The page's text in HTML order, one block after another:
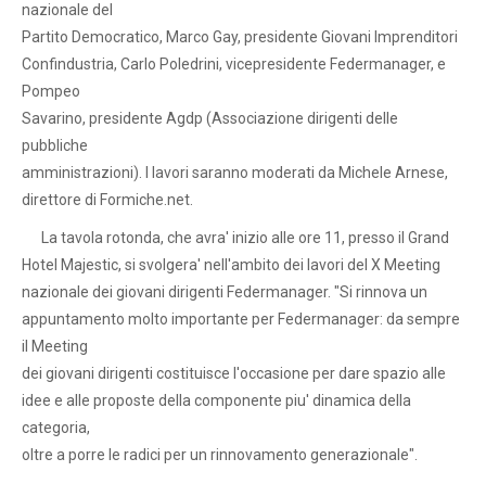
nazionale del
Partito Democratico, Marco Gay, presidente Giovani Imprenditori
Confindustria, Carlo Poledrini, vicepresidente Federmanager, e
Pompeo
Savarino, presidente Agdp (Associazione dirigenti delle
pubbliche
amministrazioni). I lavori saranno moderati da Michele Arnese,
direttore di Formiche.net.
La tavola rotonda, che avra' inizio alle ore 11, presso il Grand
Hotel Majestic, si svolgera' nell'ambito dei lavori del X Meeting
nazionale dei giovani dirigenti Federmanager. "Si rinnova un
appuntamento molto importante per Federmanager: da sempre
il Meeting
dei giovani dirigenti costituisce l'occasione per dare spazio alle
idee e alle proposte della componente piu' dinamica della
categoria,
oltre a porre le radici per un rinnovamento generazionale".